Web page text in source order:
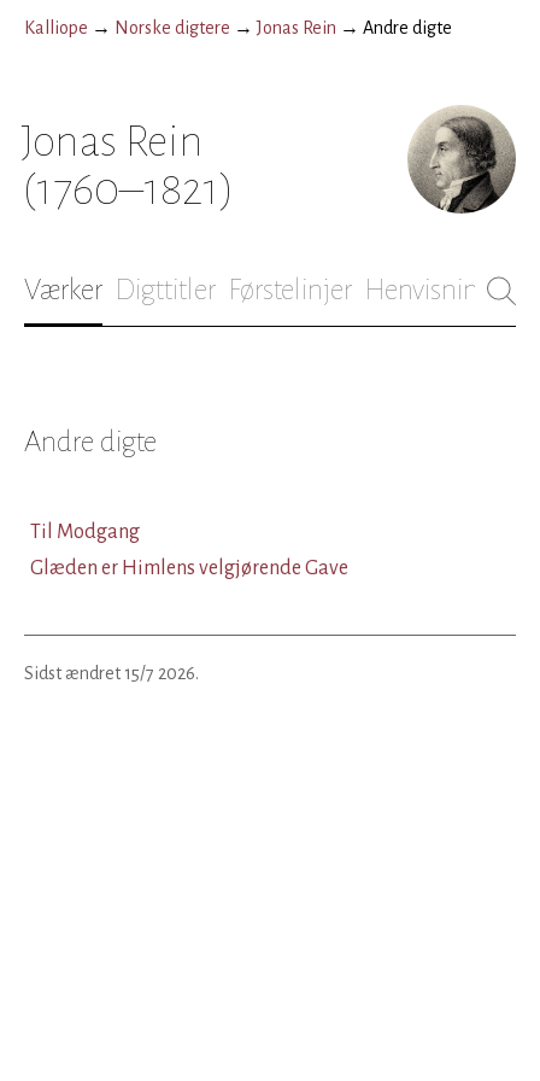
Kalliope → Norske digtere →Jonas Rein → Andre digte
Jonas Rein
(1760–1821)
Værker Digttitler Førstelinjer Henvisninger
Andre digte
Til Modgang
Glæden er Himlens velgjørende Gave
Sidst ændret 15/7 2026.